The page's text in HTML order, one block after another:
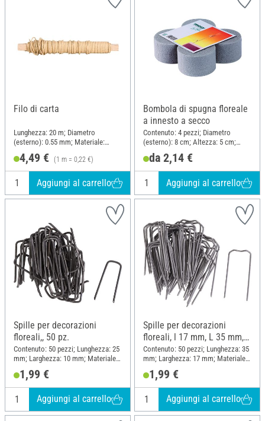
Filo di carta
Lunghezza: 20 m; Diametro
(esterno): 0.55 mm; Materiale:
4,49 € (1 m = 0,22 €)
Aggiungi al carrello
Bombola di spugna floreale
a innesto a secco
Contenuto: 4 pezzi; Diametro
(esterno): 8 cm; Altezza: 5 cm;
Materiale: Spugna floreale
da 2,14 €
Aggiungi al carrello
Spille per decorazioni
floreali,, 50 pz.
Contenuto: 50 pezzi; Lunghezza: 25
mm; Larghezza: 10 mm; Materiale:
1,99 €
Aggiungi al carrello
Spille per decorazioni
floreali, l 17 mm, L 35 mm,
50 pezzi
Contenuto: 50 pezzi; Lunghezza: 35
mm; Larghezza: 17 mm; Materiale:
1,99 €
Aggiungi al carrello